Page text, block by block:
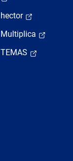
hector
Multiplica
TEMAS